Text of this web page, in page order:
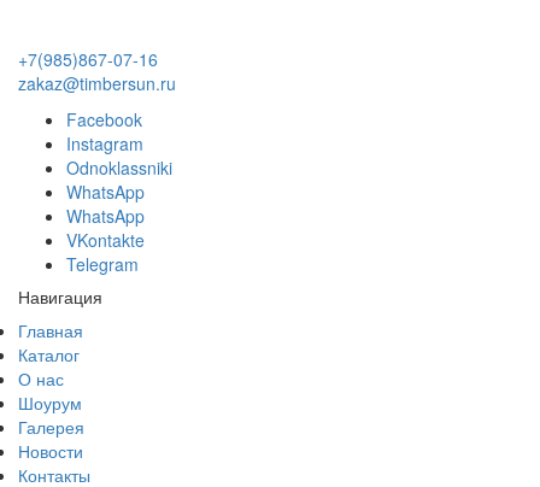
+7(985)867-07-16
zakaz@timbersun.ru
Facebook
Instagram
Odnoklassniki
WhatsApp
WhatsApp
VKontakte
Telegram
Навигация
Главная
Каталог
О нас
Шоурум
Галерея
Новости
Контакты